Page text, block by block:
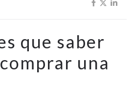
que saber
una